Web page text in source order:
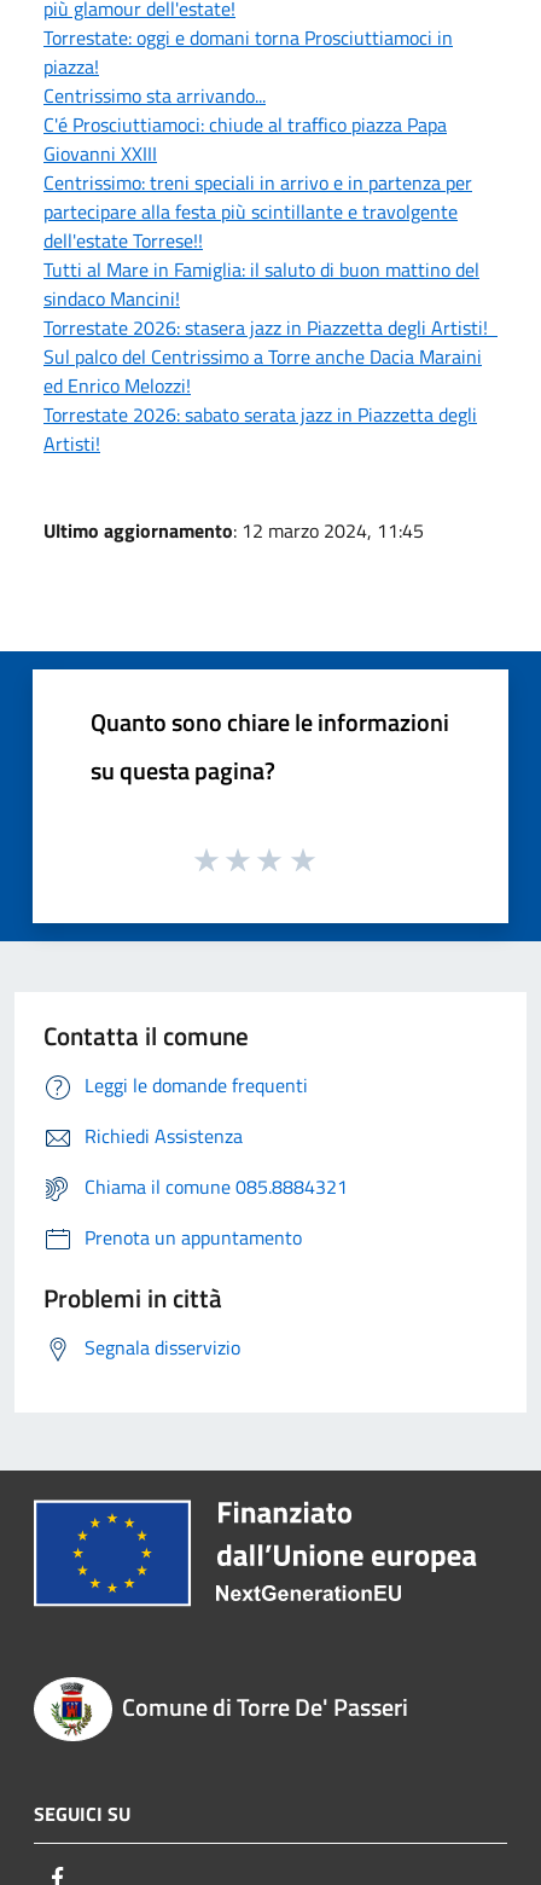
più glamour dell'estate!
Torrestate: oggi e domani torna Prosciuttiamoci in
piazza!
Centrissimo sta arrivando...
C'é Prosciuttiamoci: chiude al traffico piazza Papa
Giovanni XXIII
Centrissimo: treni speciali in arrivo e in partenza per
partecipare alla festa più scintillante e travolgente
dell'estate Torrese!!
Tutti al Mare in Famiglia: il saluto di buon mattino del
sindaco Mancini!
Torrestate 2026: stasera jazz in Piazzetta degli Artisti!
Sul palco del Centrissimo a Torre anche Dacia Maraini
ed Enrico Melozzi!
Torrestate 2026: sabato serata jazz in Piazzetta degli
Artisti!
Ultimo aggiornamento: 12 marzo 2024, 11:45
Quanto sono chiare le informazioni
su questa pagina?
Contatta il comune
Leggi le domande frequenti
Richiedi Assistenza
Chiama il comune 085.8884321
Prenota un appuntamento
Problemi in città
Segnala disservizio
Comune di Torre De' Passeri
SEGUICI SU